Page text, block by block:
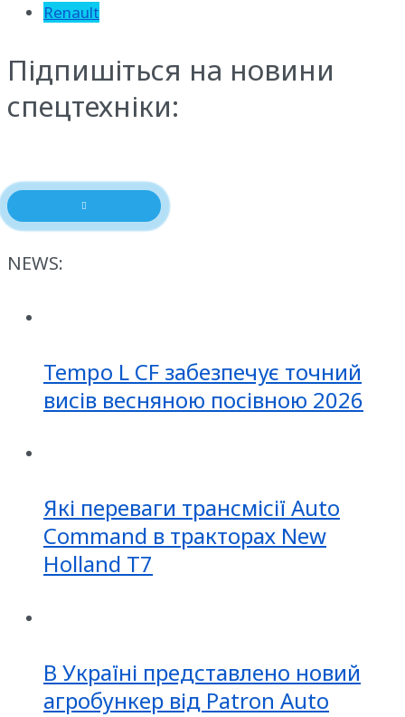
Renault
Підпишіться на новини
спецтехніки:
NEWS:
Tempo L CF забезпечує точний
висів весняною посівною 2026
Які переваги трансмісії Auto
Command в тракторах New
Holland T7
В Україні представлено новий
агробункер від Patron Auto